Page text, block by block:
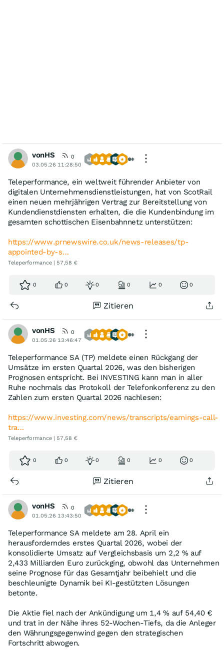
vonHS
0
03.05.26 11:28:50
Teleperformance, ein weltweit führender Anbieter von
digitalen Unternehmensdienstleistungen, hat von ScotRail
einen neuen mehrjährigen Vertrag zur Bereitstellung von
Kundendienstdiensten erhalten, die die Kundenbindung im
gesamten schottischen Eisenbahnnetz unterstützen:
https://www.prnewswire.co.uk/news-releases/tp-
appointed-by-s…
Teleperformance | 57,58 €
0 0 0 0 0 0
Zitieren
vonHS
0
01.05.26 13:46:47
Teleperformance SA (TP) meldete einen Rückgang der
Umsätze im ersten Quartal 2026, was den bisherigen
Prognosen entspricht. Bei INVESTING kann man in aller
Ruhe nochmals das Protokoll der Telefonkonferenz zu den
Zahlen zum ersten Quartal 2026 nachlesen:
https://www.investing.com/news/transcripts/earnings-call-
tra…
Teleperformance | 57,58 €
0 0 0 0 0 0
Zitieren
vonHS
0
01.05.26 13:43:50
Teleperformance SA meldete am 28. April ein
herausforderndes erstes Quartal 2026, wobei der
konsolidierte Umsatz auf Vergleichsbasis um 2,2 % auf
2,433 Milliarden Euro zurückging, obwohl das Unternehmen
seine Prognose für das Gesamtjahr beibehielt und die
beschleunigte Dynamik bei KI-gestützten Lösungen
betonte.
Die Aktie fiel nach der Ankündigung um 1,4 % auf 54,40 €
und trat in der Nähe ihres 52-Wochen-Tiefs, da die Anleger
den Währungsgegenwind gegen den strategischen
Fortschritt abwogen.